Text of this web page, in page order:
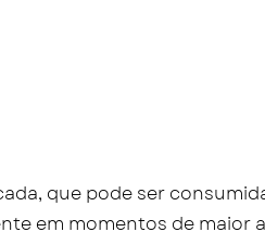
que pode ser
em momentos de maior